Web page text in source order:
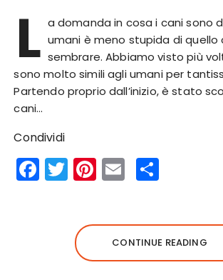
L a domanda in cosa i cani sono
umani è meno stupida di
sembrare. Abbiamo visto più
sono molto simili agli umani per
Partendo proprio dall’inizio, è stato
cani…
Condividi
F T
te
r
Pi
re
st
E
l re
CONTINUE READING